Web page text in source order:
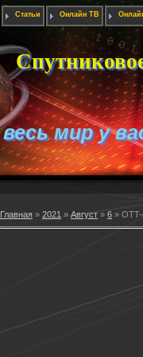
Статьи Онлайн ТВ
весь мир у
Главная » 2021 » Август » 6 »